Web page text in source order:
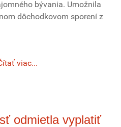
bývania. Umožnila
dôchodkovom sporení z
viac...
odmietla vyplatiť